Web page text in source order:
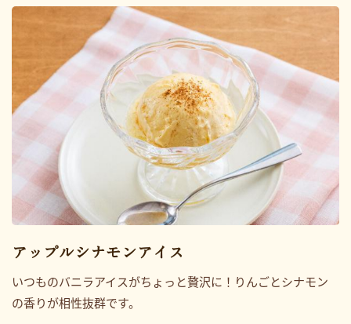
アップルシナモンアイス
いつものバニラアイスがちょっと贅沢に！りんごとシナモン
の香りが相性抜群です。